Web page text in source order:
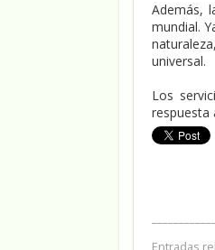
Además,
mundial.
universal.
Los
respuesta